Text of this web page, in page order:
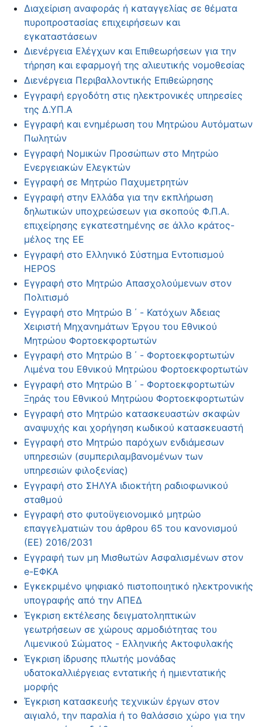
Διαχείριση αναφοράς ή καταγγελίας σε θέματα
πυροπροστασίας επιχειρήσεων και
εγκαταστάσεων
Διενέργεια Ελέγχων και Επιθεωρήσεων για την
τήρηση και εφαρμογή της αλιευτικής νομοθεσίας
Διενέργεια Περιβαλλοντικής Επιθεώρησης
Εγγραφή εργοδότη στις ηλεκτρονικές υπηρεσίες
της Δ.ΥΠ.Α
Εγγραφή και ενημέρωση του Μητρώου Αυτόματων
Πωλητών
Εγγραφή Νομικών Προσώπων στο Μητρώο
Ενεργειακών Ελεγκτών
Εγγραφή σε Μητρώο Παχυμετρητών
Εγγραφή στην Ελλάδα για την εκπλήρωση
δηλωτικών υποχρεώσεων για σκοπούς Φ.Π.Α.
επιχείρησης εγκατεστημένης σε άλλο κράτος-
μέλος της ΕΕ
Εγγραφή στο Ελληνικό Σύστημα Εντοπισμού
HEPOS
Εγγραφή στο Μητρώο Απασχολούμενων στον
Πολιτισμό
Εγγραφή στο Μητρώο Β ΄ - Κατόχων Άδειας
Χειριστή Μηχανημάτων Έργου του Εθνικού
Μητρώου Φορτοεκφορτωτών
Εγγραφή στο Μητρώο Β ΄ - Φορτοεκφορτωτών
Λιμένα του Εθνικού Μητρώου Φορτοεκφορτωτών
Εγγραφή στο Μητρώο Β ΄ - Φορτοεκφορτωτών
Ξηράς του Εθνικού Μητρώου Φορτοεκφορτωτών
Εγγραφή στο Μητρώο κατασκευαστών σκαφών
αναψυχής και χορήγηση κωδικού κατασκευαστή
Εγγραφή στο Μητρώο παρόχων ενδιάμεσων
υπηρεσιών (συμπεριλαμβανομένων των
υπηρεσιών φιλοξενίας)
Εγγραφή στο ΣΗΛΥΑ ιδιοκτήτη ραδιοφωνικού
σταθμού
Εγγραφή στο φυτοϋγειονομικό μητρώο
επαγγελματιών του άρθρου 65 του κανονισμού
(ΕΕ) 2016/2031
Εγγραφή των μη Μισθωτών Ασφαλισμένων στον
e-ΕΦΚΑ
Εγκεκριμένο ψηφιακό πιστοποιητικό ηλεκτρονικής
υπογραφής από την ΑΠΕΔ
Έγκριση εκτέλεσης δειγματοληπτικών
γεωτρήσεων σε χώρους αρμοδιότητας του
Λιμενικού Σώματος - Ελληνικής Ακτοφυλακής
Έγκριση ίδρυσης πλωτής μονάδας
υδατοκαλλιέργειας εντατικής ή ημιεντατικής
μορφής
Έγκριση κατασκευής τεχνικών έργων στον
αιγιαλό, την παραλία ή το θαλάσσιο χώρο για την